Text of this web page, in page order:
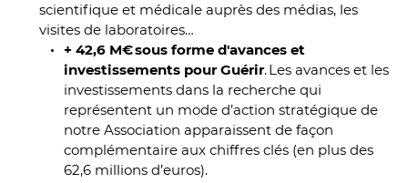
scientifique et médicale auprès des médias, les
visites de laboratoires…
+ 42,6 M€ sous forme d'avances et
investissements pour Guérir. Les avances et les
investissements dans la recherche qui
représentent un mode d’action stratégique de
notre Association apparaissent de façon
complémentaire aux chiffres clés (en plus des
62,6 millions d’euros).